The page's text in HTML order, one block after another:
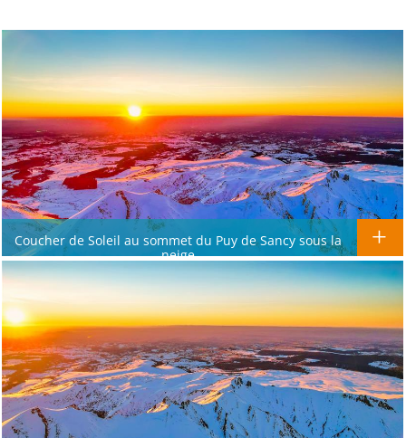
Coucher de Soleil au sommet du Puy de Sancy sous la
neige